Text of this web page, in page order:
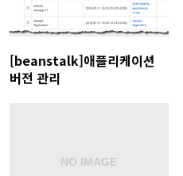
[beanstalk]애플리케이션
버전 관리